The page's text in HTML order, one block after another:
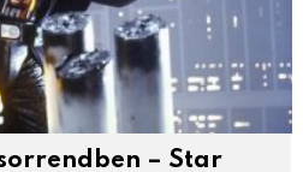
– Star